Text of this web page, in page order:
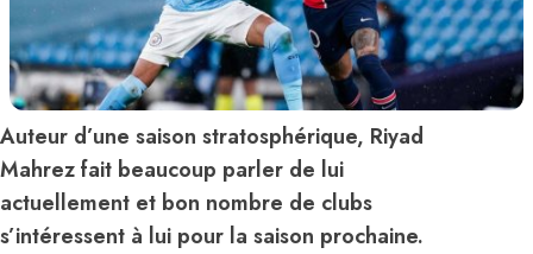
Auteur d’une saison stratosphérique, Riyad
Mahrez fait beaucoup parler de lui
actuellement et bon nombre de clubs
s’intéressent à lui pour la saison prochaine.